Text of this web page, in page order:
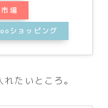
場
ショッピング
れたいところ。